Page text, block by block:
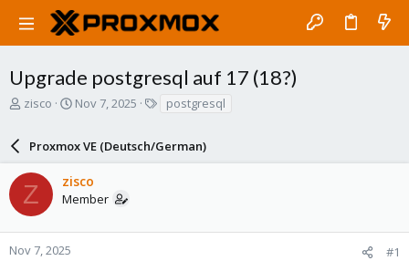
Upgrade postgresql auf 17 (18?)
T
a
d
s
t
a
r
zisco
S
r
t
d
a
e
Nov 7, 2025
s
postgresql
Proxmox VE (Deutsch/German)
Z zisco
Member
Nov 7, 2025 #1